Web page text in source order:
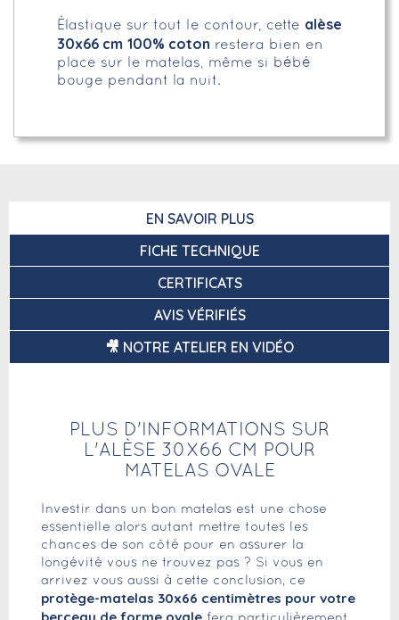
Élastique sur tout le contour, cette alèse
30x66 cm 100% coton restera bien en
place sur le matelas, même si bébé
bouge pendant la nuit.
EN SAVOIR PLUS
FICHE TECHNIQUE
CERTIFICATS
AVIS VÉRIFIÉS
🎥 NOTRE ATELIER EN VIDÉO
PLUS D'INFORMATIONS SUR
L'ALÈSE 30X66 CM POUR
MATELAS OVALE
Investir dans un bon matelas est une chose
essentielle alors autant mettre toutes les
chances de son côté pour en assurer la
longévité vous ne trouvez pas ? Si vous en
arrivez vous aussi à cette conclusion, ce
protège-matelas 30x66 centimètres pour votre